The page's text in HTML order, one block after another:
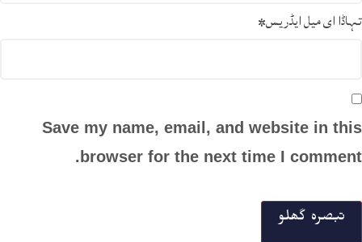
تہاڈا ای میل ایڈریس*
Save my name, email, and website in this
browser for the next time I comment.